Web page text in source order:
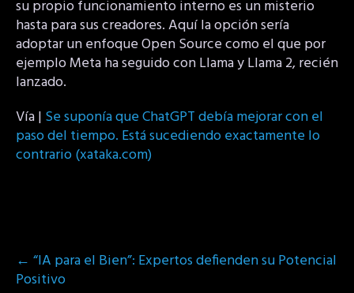
su propio funcionamiento interno es un misterio
hasta para sus creadores. Aquí la opción sería
adoptar un enfoque Open Source como el que por
ejemplo Meta ha seguido con Llama y Llama 2, recién
lanzado.
Vía | Se suponía que ChatGPT debía mejorar con el
paso del tiempo. Está sucediendo exactamente lo
contrario (xataka.com)
Post
navigation
← “IA para el Bien”: Expertos defienden su Potencial
Positivo